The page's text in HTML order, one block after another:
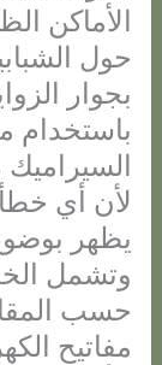
الأماكن
حول
بجوار
باستخدام
لأن أي
يظهر
وتشمل
حسب
مفاتيح